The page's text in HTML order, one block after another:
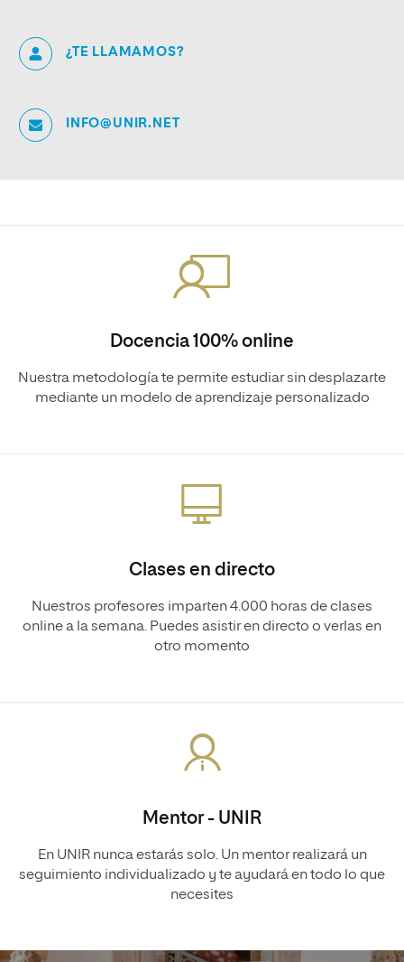
¿TE LLAMAMOS?
INFO@UNIR.NET
Docencia 100% online
Nuestra metodología te permite estudiar sin desplazarte
mediante un modelo de aprendizaje personalizado
Clases en directo
Nuestros profesores imparten 4.000 horas de clases
online a la semana. Puedes asistir en directo o verlas en
otro momento
Mentor - UNIR
En UNIR nunca estarás solo. Un mentor realizará un
seguimiento individualizado y te ayudará en todo lo que
necesites